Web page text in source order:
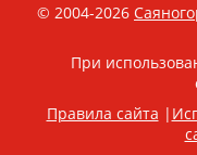
© 2004-2026
При
Правила сайта |